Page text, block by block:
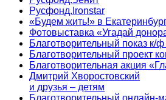
Русфонд.Ironstar
«Будем жить!» в
Фотовыставка «Угадай
Благотворительный показ
Благотворительный проект
Благотворительная акция
Дмитрий Хворостовский
и друзья – детям
Благотворительный